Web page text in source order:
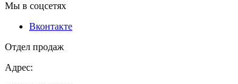
Мы в соцсетях
Вконтакте
Отдел продаж
Адрес: